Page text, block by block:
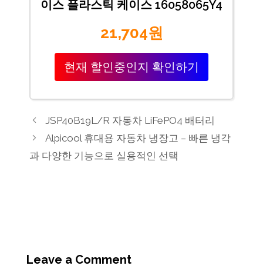
이스 플라스틱 케이스 16058065Y4
21,704원
현재 할인중인지 확인하기
JSP40B19L/R 자동차 LiFePO4 배터리
Alpicool 휴대용 자동차 냉장고 – 빠른 냉각
과 다양한 기능으로 실용적인 선택
Leave a Comment